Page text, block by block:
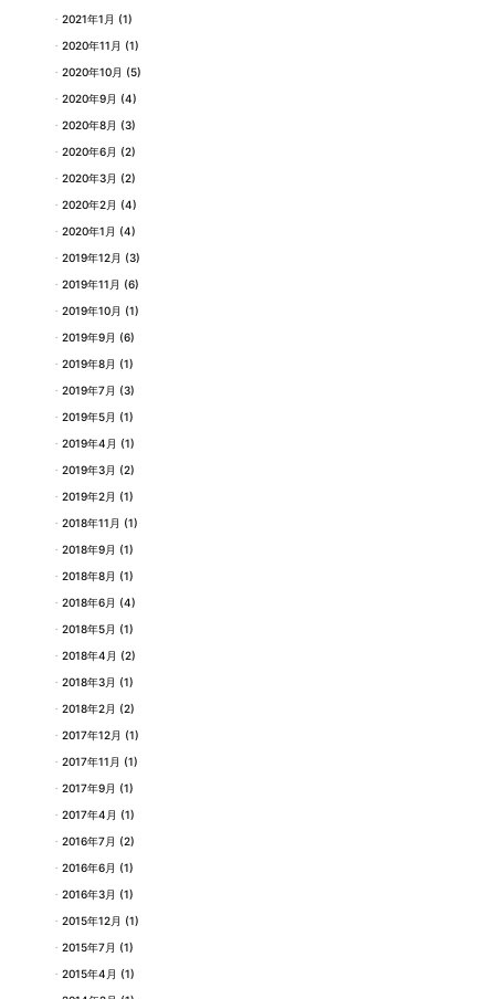
2021年1月 (1)
2020年11月 (1)
2020年10月 (5)
2020年9月 (4)
2020年8月 (3)
2020年6月 (2)
2020年3月 (2)
2020年2月 (4)
2020年1月 (4)
2019年12月 (3)
2019年11月 (6)
2019年10月 (1)
2019年9月 (6)
2019年8月 (1)
2019年7月 (3)
2019年5月 (1)
2019年4月 (1)
2019年3月 (2)
2019年2月 (1)
2018年11月 (1)
2018年9月 (1)
2018年8月 (1)
2018年6月 (4)
2018年5月 (1)
2018年4月 (2)
2018年3月 (1)
2018年2月 (2)
2017年12月 (1)
2017年11月 (1)
2017年9月 (1)
2017年4月 (1)
2016年7月 (2)
2016年6月 (1)
2016年3月 (1)
2015年12月 (1)
2015年7月 (1)
2015年4月 (1)